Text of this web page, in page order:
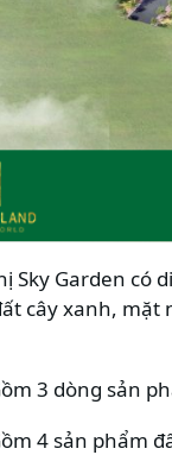
Sky Garden có
cây xanh, mặt
3 dòng sản
4 sản phẩm